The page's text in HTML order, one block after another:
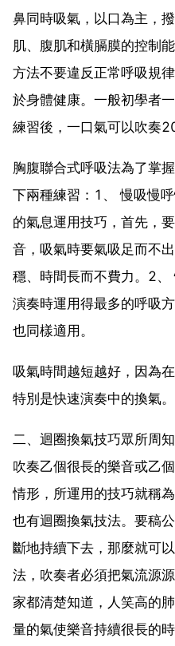
鼻同時吸氣，以口為主，
肌、腹肌和橫膈膜的控制
方法不要違反正常呼吸規
於身體健康。一般初學者
練習後，一口氣可以吹奏
胸腹聯合式呼吸法為了掌
下兩種練習：1、 慢吸慢
的氣息運用技巧，首先，
音，吸氣時要氣吸足而不
穩、時間長而不費力。2
演奏時運用得最多的呼吸
也同樣適用。
吸氣時間越短越好，因為
特別是快速演奏中的換氣。
二、迴圈換氣技巧眾所周
吹奏乙個很長的樂音或乙
情形，所運用的技巧就稱
也有迴圈換氣技法。要稿
斷地持續下去，那麼就可
法，吹奏者必須把氣流源
家都清楚知道，人笑高的
量的氣使樂音持續很長的